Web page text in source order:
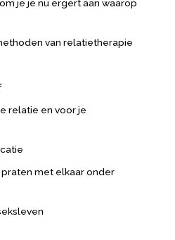
je je nu ergert aan waarop
van relatietherapie
relatie en voor je
met elkaar onder